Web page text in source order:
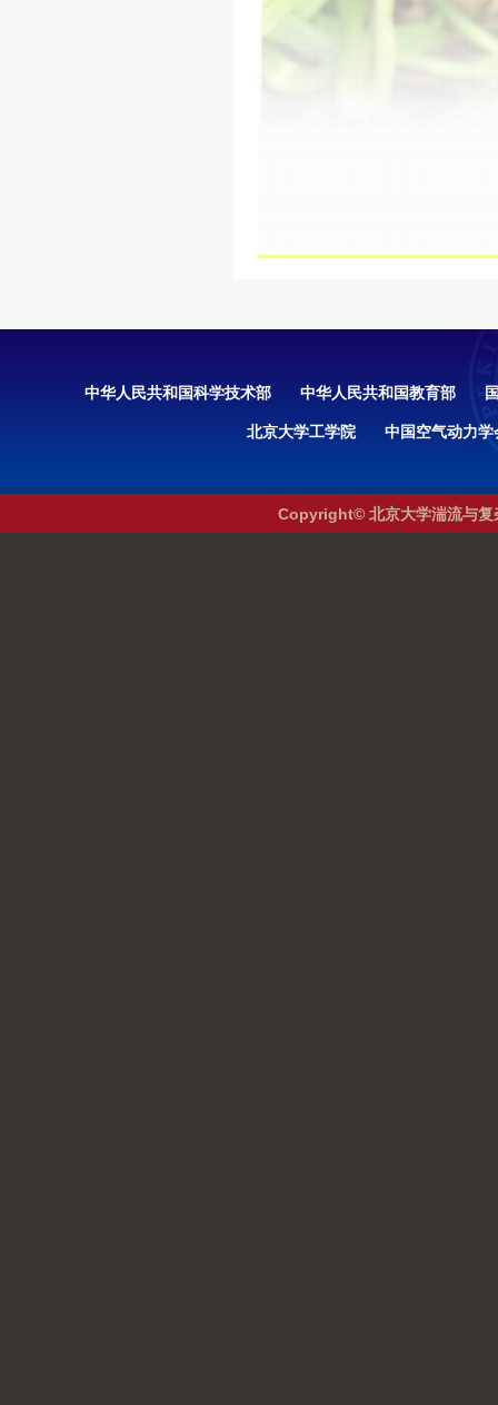
中华人民共和国科学技术部 中华人民共和国教育部
北京大学工学院 中国空气动力学
Copyright© 北京大学湍流与